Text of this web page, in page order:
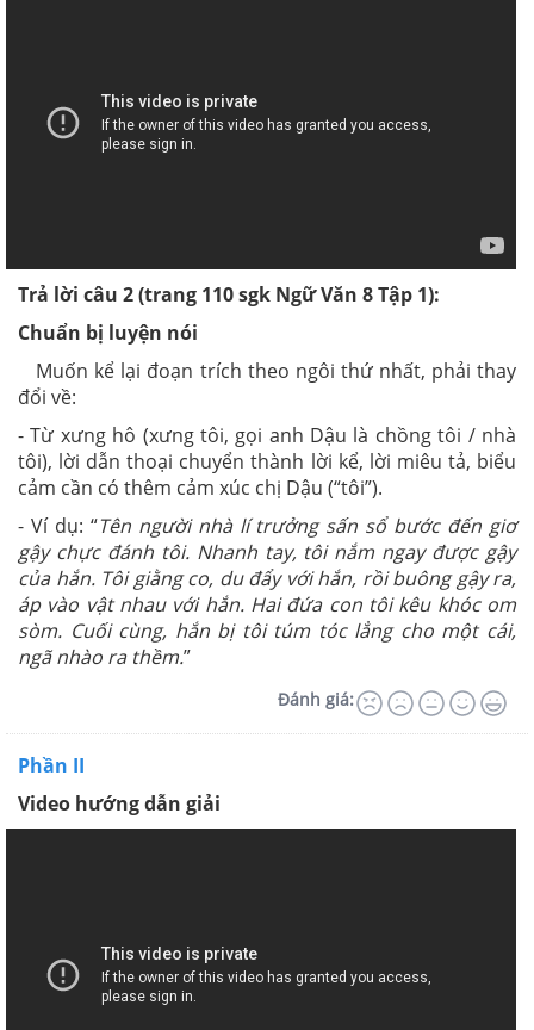
Trả lời câu 2(trang 110 sgk Ngữ Văn 8 Tập 1):
Chuẩn bị luyện nói
Muốn kể lại đoạn trích theo ngôi thứ nhất, phải thay
đổi về:
- Từ xưng hô (xưng tôi, gọi anh Dậu là chồng tôi / nhà
tôi), lời dẫn thoại chuyển thành lời kể, lời miêu tả, biểu
cảm cần có thêm cảm xúc chị Dậu (“tôi”).
- Ví dụ: “Tên người nhà lí trưởng sấn sổ bước đến giơ
gậy chực đánh tôi. Nhanh tay, tôi nắm ngay được gậy
của hắn. Tôi giằng co, du đẩy với hắn, rồi buông gậy ra,
áp vào vật nhau với hắn. Hai đứa con tôi kêu khóc om
sòm. Cuối cùng, hắn bị tôi túm tóc lẳng cho một cái,
ngã nhào ra thềm.”
Đánh giá:
Phần II
Video hướng dẫn giải